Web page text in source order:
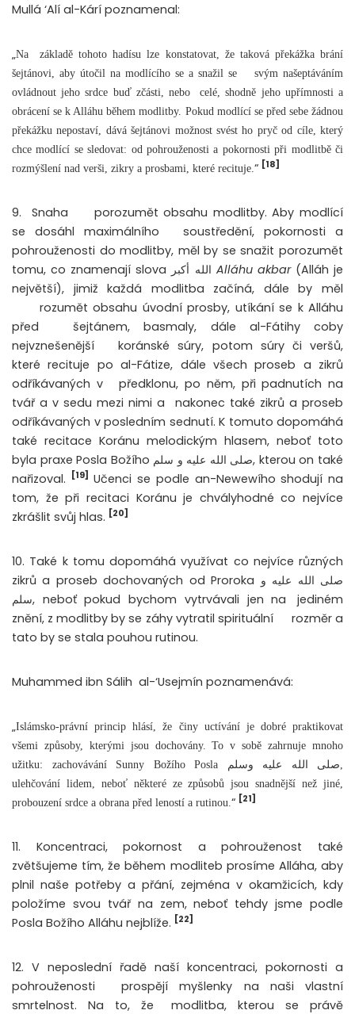
Mullá ‘Alí al-Kárí poznamenal:
„Na
základě tohoto hadísu lze konstatovat, že taková překážka brání
šejtánovi, aby útočil na modlícího se a snažil se
svým našeptáváním
ovládnout jeho srdce buď zčásti, nebo
celé, shodně jeho upřímnosti a
obrácení se k Alláhu během modlitby. Pokud modlící se před sebe žádnou
překážku nepostaví, dává šejtánovi možnost svést ho pryč od cíle, který
chce modlící se sledovat: od pohrouženosti a pokornosti při modlitbě či
rozmýšlení nad verši, zikry a prosbami, které recituje. “ [18]
9. Snaha
porozumět obsahu modlitby. Aby modlící
se dosáhl maximálního
soustředění, pokornosti a
pohrouženosti do modlitby, měl by se snažit porozumět
Alláhu akbar(Alláh je
největší), jimiž každá modlitba začíná, dále by měl
rozumět obsahu úvodní prosby, utíkání se k Alláhu
před
šejtánem, basmaly, dále al-Fátihy coby
nejvznešenější
koránské súry, potom súry či veršů,
které recituje po al-Fátize, dále všech proseb a zikrů
odříkávaných v
předklonu, po něm, při padnutích na
tvář a v sedu mezi nimi a
nakonec také zikrů a proseb
odříkávaných v posledním sednutí. K tomuto dopomáhá
také recitace Koránu melodickým hlasem, neboť toto
byla praxe Posla Božího صلى الله عليه و سلم, kterou on také
nařizoval.
[19] Učenci se podle an-Newewího shodují na
tom, že při recitaci Koránu je chvályhodné co nejvíce
zkrášlit svůj hlas. [20]
10. Také k tomu dopomáhá využívat co nejvíce různých
zikrů a proseb dochovaných od Proroka صلى الله عليه و
سلم, neboť pokud bychom vytrvávali jen na
jediném
znění, z modlitby by se záhy vytratil spirituální
rozměr a
tato by se stala pouhou rutinou.
Muhammed ibn Sálih al-‘Usejmín poznamenává:
„Islámsko-právní princip hlásí, že činy uctívání je dobré praktikovat
všemi způsoby, kterými jsou dochovány. To v sobě zahrnuje mnoho
užitku: zachovávání Sunny Božího Posla صلى الله عليه وسلم,
ulehčování lidem, neboť některé ze způsobů jsou snadnější než jiné,
probouzení srdce a obrana před leností a rutinou. “ [21]
11. Koncentraci, pokornost a pohrouženost také
zvětšujeme tím, že během modliteb prosíme Alláha, aby
plnil naše potřeby a přání, zejména v okamžicích, kdy
položíme svou tvář na zem, neboť tehdy jsme podle
Posla Božího Alláhu nejblíže. [22]
12. V neposlední řadě naší koncentraci, pokornosti a
pohrouženosti
prospějí myšlenky na naši vlastní
smrtelnost. Na to, že
modlitba, kterou se právě